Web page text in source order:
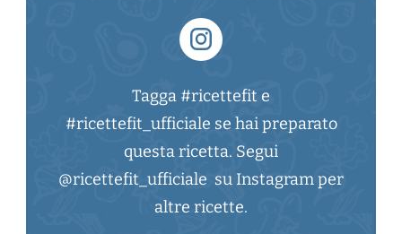
Tagga #ricettefit e
#ricettefit_ufficiale se hai preparato
questa ricetta. Segui
@ricettefit_ufficiale su Instagram per
altre ricette.